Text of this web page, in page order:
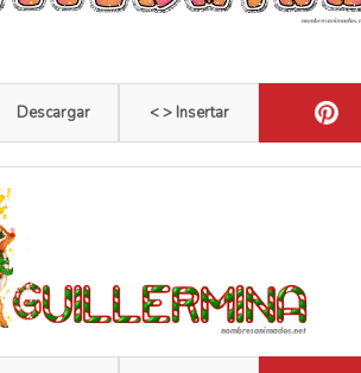
Descargar < > Insertar